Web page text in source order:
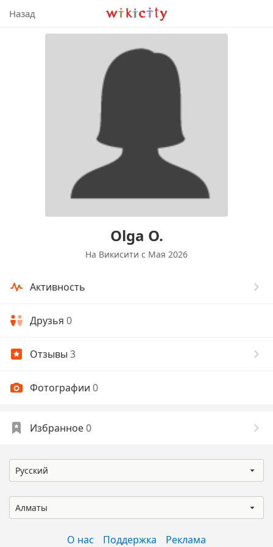
Викисити
Назад
Olga O.
На Викисити c Мая 2026
Активность
Друзья 0
Отзывы 3
Фотографии 0
Избранное0
Русский
Алматы
О нас Поддержка Реклама